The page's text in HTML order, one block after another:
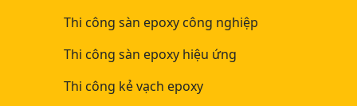
Thi công sàn epoxy công nghiệp
Thi công sàn epoxy hiệu ứng
Thi công kẻ vạch epoxy